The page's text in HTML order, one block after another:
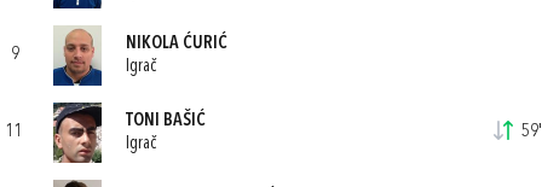
9
NIKOLA ĆURIĆ
Igrač
11
TONI BAŠIĆ
Igrač
59'